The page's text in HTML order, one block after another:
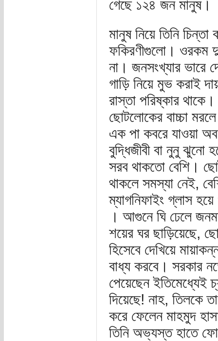
গেছে ১২৪ জন মানুষ।
মানুষ নিয়ে তিনি
ফকিরণীগুলো। ওরকম দু
না। জনসংখ্যার ভারে
গাড়ি নিয়ে মুভ করাই
রাস্তা পরিষ্কার
ছোটলোকের বাচ্চা
এক পা কবরে যাওয়া
বুদ্ধিজীবী বা নুনু ঝুনো
সরব থাকতো বেশি।
থাকলে সমস্যা নেই,
ম্যাগনিফাইং গ্লাস
। আগুনে ঘি ঢেলে
শয়ের ঘর ছাড়িয়েছে,
হিসেবে দেখিয়ে
বাধ্য করবে। সরকার
পেয়েছেন ইতিমেধ্যেই
দিয়েছে! নাহ, তিলকে
করে ফেলেন মাহমুদ
তিনি অভ্যস্ত হাতে